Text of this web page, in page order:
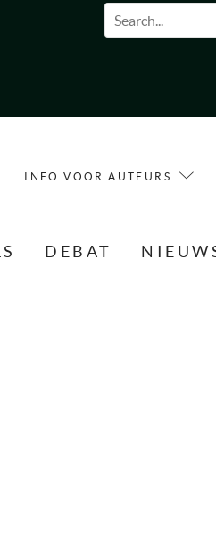
Zoekveld
INFO VOOR AUTEURS
DEBAT